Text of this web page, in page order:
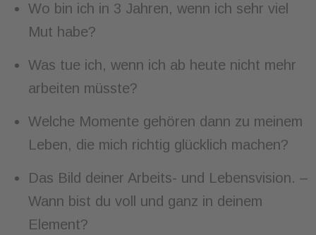
Wo bin ich in 3 Jahren, wenn ich sehr viel
Mut habe?
Was tue ich, wenn ich ab heute nicht mehr
arbeiten müsste?
Welche Momente gehören dann zu meinem
Leben, die mich richtig glücklich machen?
Das Bild deiner Arbeits- und Lebensvision. –
Wann bist du voll und ganz in deinem
Element?